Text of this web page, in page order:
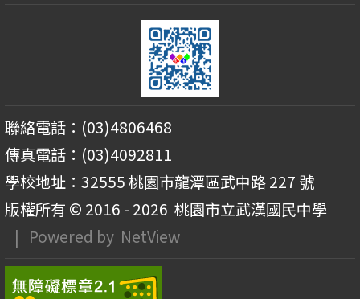
聯絡電話：(03)4806468
傳真電話：(03)4092811
學校地址：32555 桃園市龍潭區武中路 227 號
版權所有 © 2016 - 2026 桃園市立武漢國民中學
| Powered by NetView